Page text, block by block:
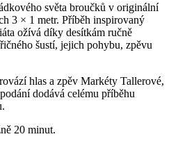
světa broučků v originální
3 × 1 metr. Příběh inspirovaný
ožívá díky desítkám ručně
šustí, jejich pohybu, zpěvu
hlas a zpěv Markéty Tallerové,
dodává celému příběhu
20 minut.